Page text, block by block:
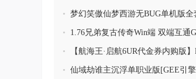
• 梦幻笑傲仙梦西游无BUG单机版
副本
• 1.76兄弟复古传奇Win端 双端互通
• 【航海王·启航6UR代金券内购版
• 仙域劫谁主沉浮单职业版[GEE引